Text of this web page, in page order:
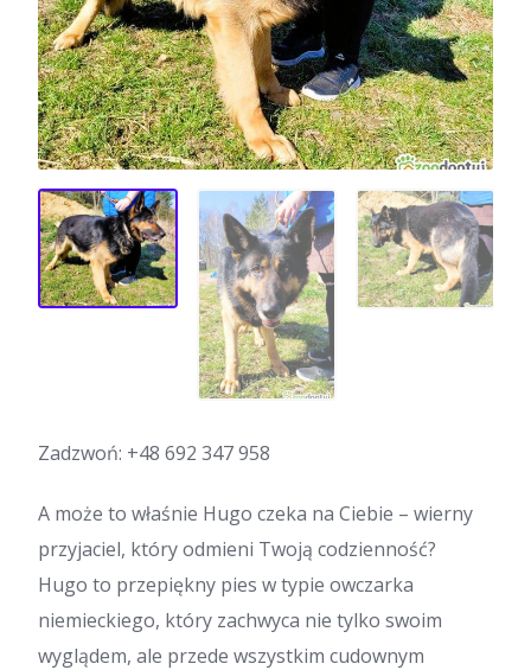
Zadzwoń: +48 692 347 958
A może to właśnie Hugo czeka na Ciebie – wierny
przyjaciel, który odmieni Twoją codzienność?
Hugo to przepiękny pies w typie owczarka
niemieckiego, który zachwyca nie tylko swoim
wyglądem, ale przede wszystkim cudownym